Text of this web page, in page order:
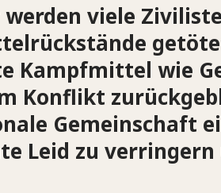
werden viele
Kampfmittel wie
Konflikt
Gemeinschaft
Leid zu